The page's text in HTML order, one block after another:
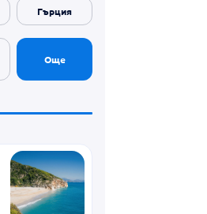
Гърция
Още